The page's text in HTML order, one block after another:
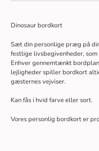
i
indkøbskurv
Dinosaur bordkort
Sæt din personlige præg på
festlige livsbegivenheder,
Enhver gennemtænkt
lejligheder spiller bordkort
gæsternes vejviser.
Kan fås i hvid farve eller sort.
Vores personlig bordkort er